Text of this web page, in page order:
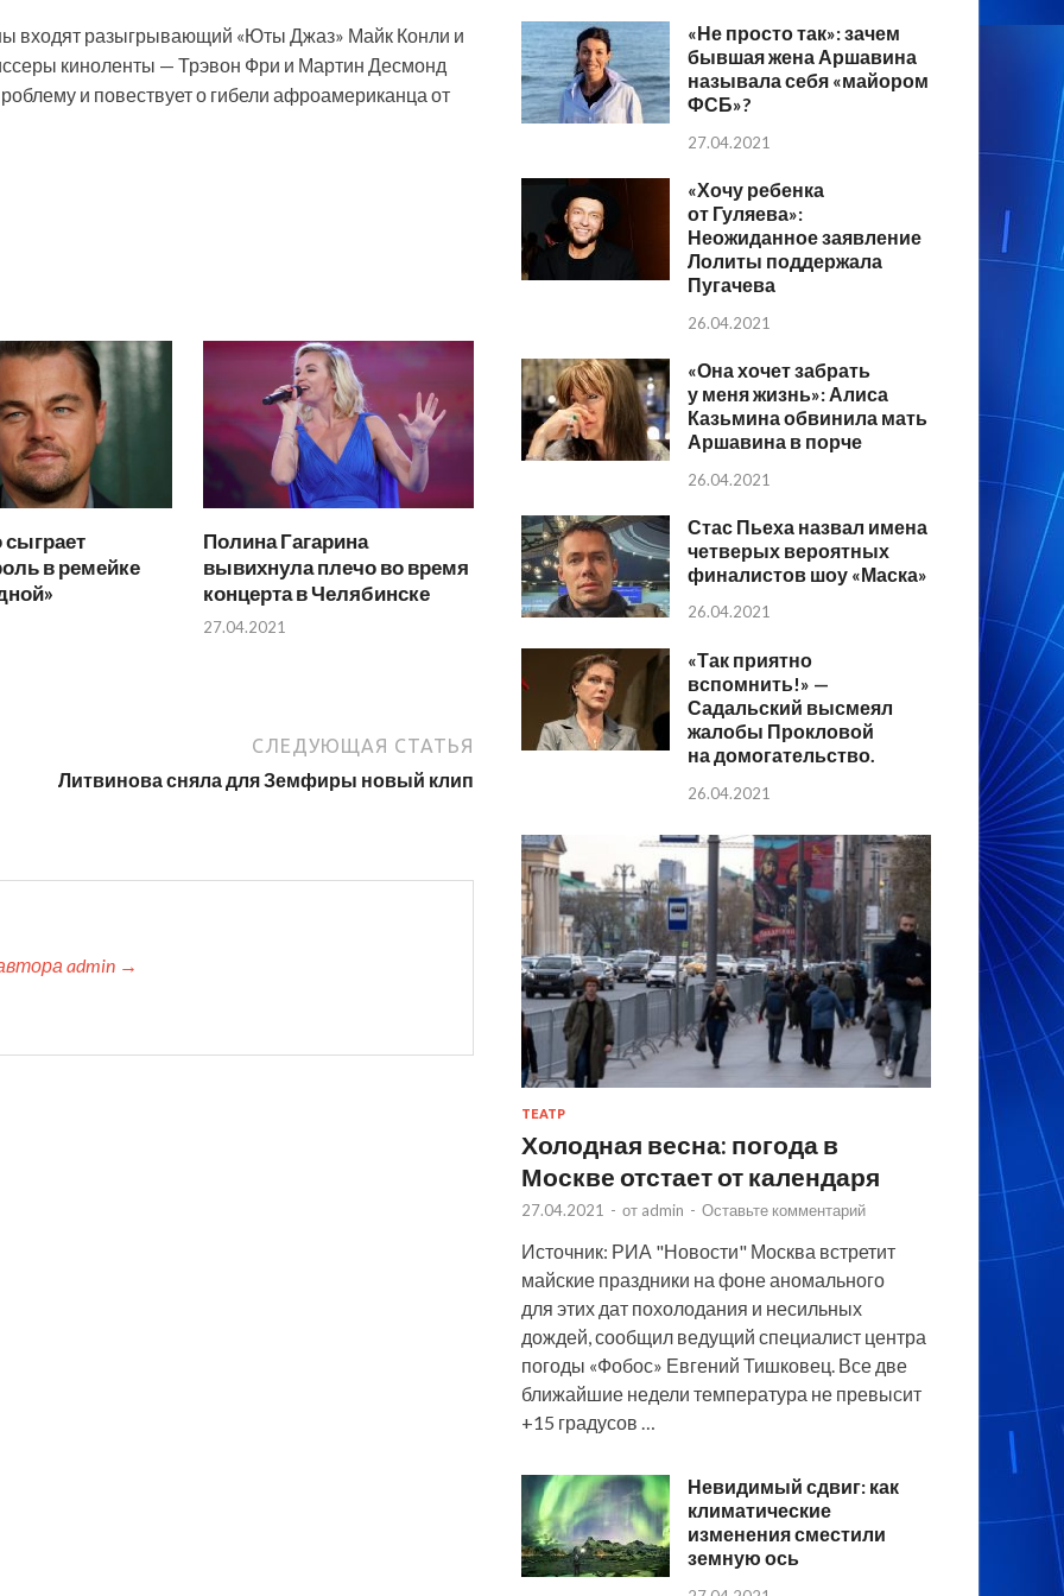
входят разыгрывающий «Юты Джаз» Майк Конли и
киноленты — Трэвон Фри и Мартин Десмонд
и повествует о гибели афроамериканца от
в ремейке
Полина Гагарина
вывихнула плечо во время
концерта в Челябинске
27.04.2021
СЛЕДУЮЩАЯ СТАТЬЯ
Литвинова сняла для Земфиры новый клип
admin →
«Не просто так»: зачем
бывшая жена Аршавина
называла себя «майором
ФСБ»?
27.04.2021
«Хочу ребенка
от Гуляева»:
Неожиданное заявление
Лолиты поддержала
Пугачева
26.04.2021
«Она хочет забрать
у меня жизнь»: Алиса
Казьмина обвинила мать
Аршавина в порче
26.04.2021
Стас Пьеха назвал имена
четверых вероятных
финалистов шоу «Маска»
26.04.2021
«Так приятно
вспомнить!» —
Садальский высмеял
жалобы Прокловой
на домогательство.
26.04.2021
ТЕАТР
Холодная весна: погода в
Москве отстает от календаря
27.04.2021 - от admin - Оставьте комментарий
Источник: РИА "Новости" Москва встретит
майские праздники на фоне аномального
для этих дат похолодания и несильных
дождей, сообщил ведущий специалист центра
погоды «Фобос» Евгений Тишковец. Все две
ближайшие недели температура не превысит
+15 градусов …
Невидимый сдвиг: как
климатические
изменения сместили
земную ось